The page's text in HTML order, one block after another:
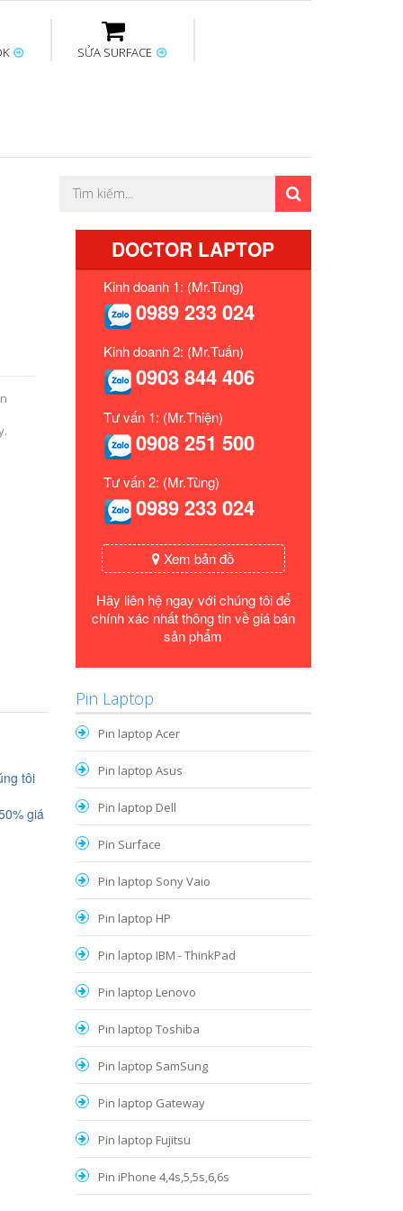
Thay bàn phím
SỬA SURFACE
Thay sạc Surface Sửa Mainboard
tôi
giá
DOCTOR LAPTOP
Kinh doanh 1: (Mr.Tùng)
0989 233 024
Kinh doanh 2: (Mr.Tuấn)
0903 844 406
Tư vấn 1: (Mr.Thiện)
0908 251 500
Tư vấn 2: (Mr.Tùng)
0989 233 024
Xem bản đồ
Hãy liên hệ ngay với chúng tôi để
chính xác nhất thông tin về giá bán
sản phẩm
Pin Laptop
Pin laptop Acer
Pin laptop Asus
Pin laptop Dell
Pin Surface
Pin laptop Sony Vaio
Pin laptop HP
Pin laptop IBM - ThinkPad
Pin laptop Lenovo
Pin laptop Toshiba
Pin laptop SamSung
Pin laptop Gateway
Pin laptop Fujitsu
Pin iPhone 4,4s,5,5s,6,6s